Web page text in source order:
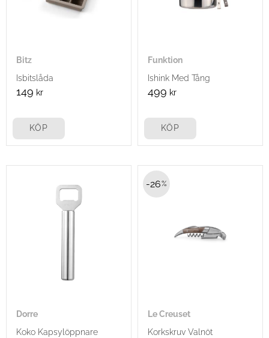
Bitz
Isbitslåda
149 kr
KÖP
Funktion
Ishink Med Tång
499 kr
KÖP
Dorre
Koko Kapsylöppnare
Le Creuset
Korkskruv Valnöt
26%